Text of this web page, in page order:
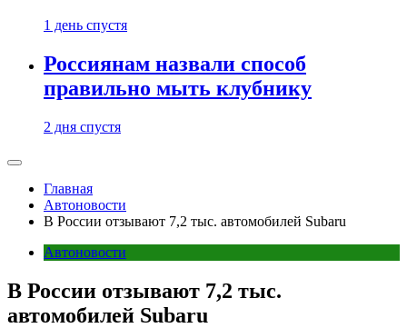
1 день спустя
Россиянам назвали способ
правильно мыть клубнику
2 дня спустя
Главная
Автоновости
В России отзывают 7,2 тыс. автомобилей Subaru
Автоновости
В России отзывают 7,2 тыс.
автомобилей Subaru